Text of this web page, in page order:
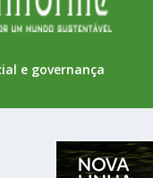
e governança